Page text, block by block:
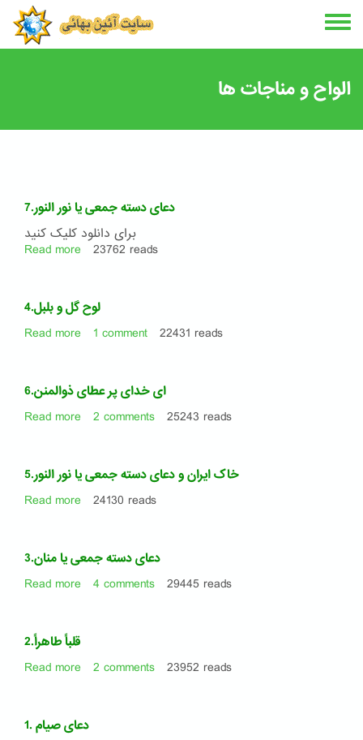
Skip
main
الواح و مناجات ها
7.دعای دسته جمعی یا نور النور
برای دانلود کلیک کنید
Read more about
جمعی
یا
نور
23762 reads
4.لوح گل و بلبل
Read more about
بلبل
1 comment 22431 reads
6.ای خدای پر عطای ذوالمنن
Read more about
عطای
ذوالمنن
2 comments 25243 reads
5.خاک ایران و دعای دسته جمعی یا نور النور
Read more about
دعای
دسته
24130 reads
3.دعای دسته جمعی یا منان
Read more about
منان
4 comments 29445 reads
2.قلباً طاهراً
Read more about
2 comments 23952 reads
1. دعای صیام